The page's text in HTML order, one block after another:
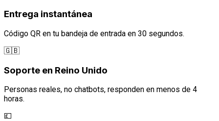
Entrega instantánea
Código QR en tu bandeja de entrada en 30 segundos.
🇬🇧
Soporte en Reino Unido
Personas reales, no chatbots, responden en menos de 4
horas.
💷